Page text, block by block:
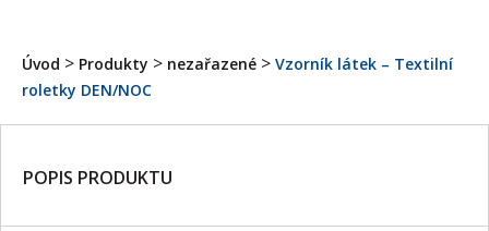
Úvod > Produkty > nezařazené > Vzorník látek – Textilní
roletky DEN/NOC
POPIS PRODUKTU